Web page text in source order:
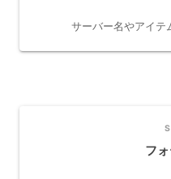
サーバー名やアイテ
フ